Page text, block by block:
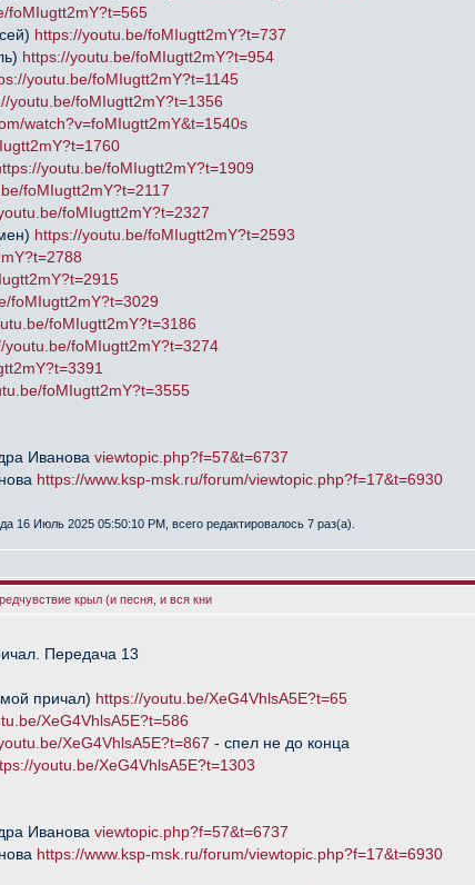
foMIugtt2mY?t=565
https://youtu.be/foMIugtt2mY?t=737
https://youtu.be/foMIugtt2mY?t=954
youtu.be/foMIugtt2mY?t=1145
youtu.be/foMIugtt2mY?t=1356
watch?v=foMIugtt2mY&t=1540s
youtu.be/foMIugtt2mY?t=1909
foMIugtt2mY?t=2117
foMIugtt2mY?t=2327
https://youtu.be/foMIugtt2mY?t=2593
foMIugtt2mY?t=3029
foMIugtt2mY?t=3186
youtu.be/foMIugtt2mY?t=3274
foMIugtt2mY?t=3555
Иванова viewtopic.php?f=57&t=6737
https://www.ksp-msk.ru/forum/viewtopic.php?f=17&t=6930
16 Июль 2025 05:50:10 PM, всего редактировалось 7 раз(а).
крыл (и песня, и вся кни
Передача 13
причал) https://youtu.be/XeG4VhlsA5E?t=65
XeG4VhlsA5E?t=586
XeG4VhlsA5E?t=867 - спел не до конца
youtu.be/XeG4VhlsA5E?t=1303
Иванова viewtopic.php?f=57&t=6737
https://www.ksp-msk.ru/forum/viewtopic.php?f=17&t=6930